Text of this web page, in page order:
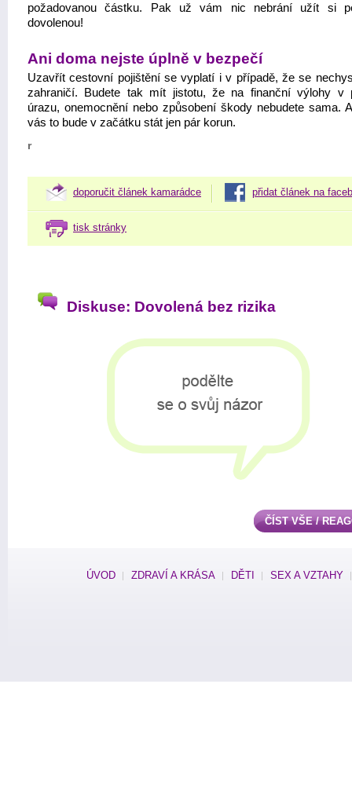
požadovanou částku. Pak už vám nic nebrání užít si
dovolenou!
Ani doma nejste úplně v bezpečí
Uzavřít cestovní pojištění se vyplatí i v případě, že se
zahraničí. Budete tak mít jistotu, že na finanční výlohy v
úrazu, onemocnění nebo způsobení škody nebudete sama.
vás to bude v začátku stát jen pár korun.
r
doporučit článek kamarádce přidat článek na
tisk stránky
Diskuse: Dovolená bez rizika
ČÍST VŠE /
ÚVOD ZDRAVÍ A KRÁSA DĚTI SEX A VZTAHY